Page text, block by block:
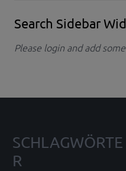
Search Sidebar
Please login and add
SCHLAGWÖRTE
R